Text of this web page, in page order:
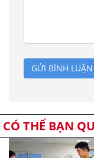
GỬI BÌNH LUẬN
CÓ THỂ BẠN